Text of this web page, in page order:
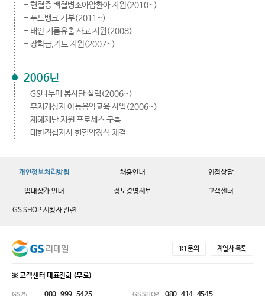
- 헌혈증 백혈병소아암환아 지원(2010~)
- 푸드뱅크 기부(2011~)
- 태안 기름유출 사고 지원(2008)
- 장학금,키트 지원(2007~)
2006년
- GS나누미 봉사단 설립(2006~)
- 무지개상자 아동음악교육 사업(2006~)
- 재해재난 지원 프로세스 구축
- 대한적십자사 헌혈약정식 체결
개인정보처리방침 채용안내 입점상담
임대상가 안내 정도경영제보 고객센터
GS SHOP 시청자 관련
1:1 문의 계열사 목록
※ 고객센터 대표전화 (무료)